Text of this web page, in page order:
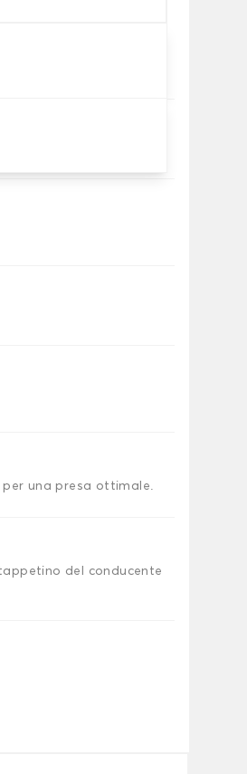
una presa ottimale.
del conducente